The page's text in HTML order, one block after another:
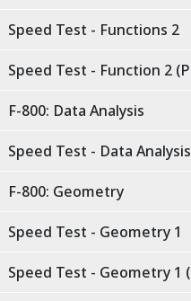
Speed Test - Functions 2
Speed Test - Function 2
F-800: Data Analysis
Speed Test - Data Analysis
F-800: Geometry
Speed Test - Geometry 1
Speed Test - Geometry 1